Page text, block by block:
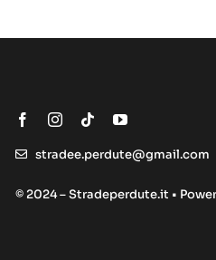
stradee.perdute@gmail.com
© 2024 – Stradeperdute.it •